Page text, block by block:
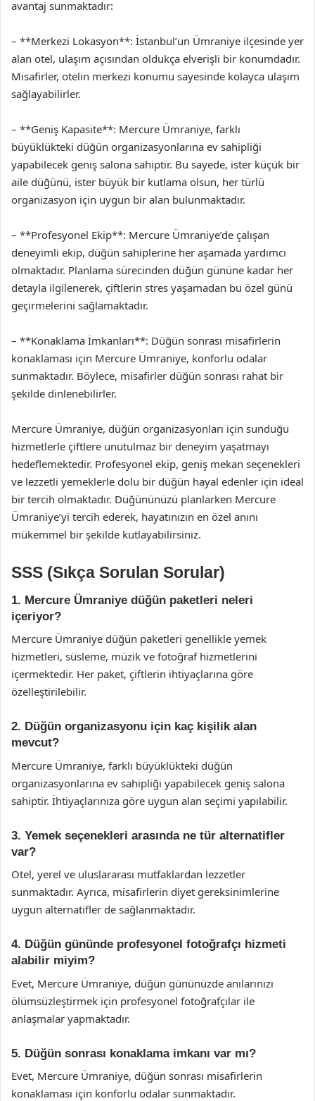
avantaj sunmaktadır:
– **Merkezi Lokasyon**: İstanbul’un Ümraniye ilçesinde yer
alan otel, ulaşım açısından oldukça elverişli bir konumdadır.
Misafirler, otelin merkezi konumu sayesinde kolayca ulaşım
sağlayabilirler.
– **Geniş Kapasite**: Mercure Ümraniye, farklı
büyüklükteki düğün organizasyonlarına ev sahipliği
yapabilecek geniş salona sahiptir. Bu sayede, ister küçük bir
aile düğünü, ister büyük bir kutlama olsun, her türlü
organizasyon için uygun bir alan bulunmaktadır.
– **Profesyonel Ekip**: Mercure Ümraniye’de çalışan
deneyimli ekip, düğün sahiplerine her aşamada yardımcı
olmaktadır. Planlama sürecinden düğün gününe kadar her
detayla ilgilenerek, çiftlerin stres yaşamadan bu özel günü
geçirmelerini sağlamaktadır.
– **Konaklama İmkanları**: Düğün sonrası misafirlerin
konaklaması için Mercure Ümraniye, konforlu odalar
sunmaktadır. Böylece, misafirler düğün sonrası rahat bir
şekilde dinlenebilirler.
Mercure Ümraniye, düğün organizasyonları için sunduğu
hizmetlerle çiftlere unutulmaz bir deneyim yaşatmayı
hedeflemektedir. Profesyonel ekip, geniş mekan seçenekleri
ve lezzetli yemeklerle dolu bir düğün hayal edenler için ideal
bir tercih olmaktadır. Düğününüzü planlarken Mercure
Ümraniye’yi tercih ederek, hayatınızın en özel anını
mükemmel bir şekilde kutlayabilirsiniz.
SSS (Sıkça Sorulan Sorular)
1. Mercure Ümraniye düğün paketleri neleri
içeriyor?
Mercure Ümraniye düğün paketleri genellikle yemek
hizmetleri, süsleme, müzik ve fotoğraf hizmetlerini
içermektedir. Her paket, çiftlerin ihtiyaçlarına göre
özelleştirilebilir.
2. Düğün organizasyonu için kaç kişilik alan
mevcut?
Mercure Ümraniye, farklı büyüklükteki düğün
organizasyonlarına ev sahipliği yapabilecek geniş salona
sahiptir. İhtiyaçlarınıza göre uygun alan seçimi yapılabilir.
3. Yemek seçenekleri arasında ne tür alternatifler
var?
Otel, yerel ve uluslararası mutfaklardan lezzetler
sunmaktadır. Ayrıca, misafirlerin diyet gereksinimlerine
uygun alternatifler de sağlanmaktadır.
4. Düğün gününde profesyonel fotoğrafçı hizmeti
alabilir miyim?
Evet, Mercure Ümraniye, düğün gününüzde anılarınızı
ölümsüzleştirmek için profesyonel fotoğrafçılar ile
anlaşmalar yapmaktadır.
5. Düğün sonrası konaklama imkanı var mı?
Evet, Mercure Ümraniye, düğün sonrası misafirlerin
konaklaması için konforlu odalar sunmaktadır.